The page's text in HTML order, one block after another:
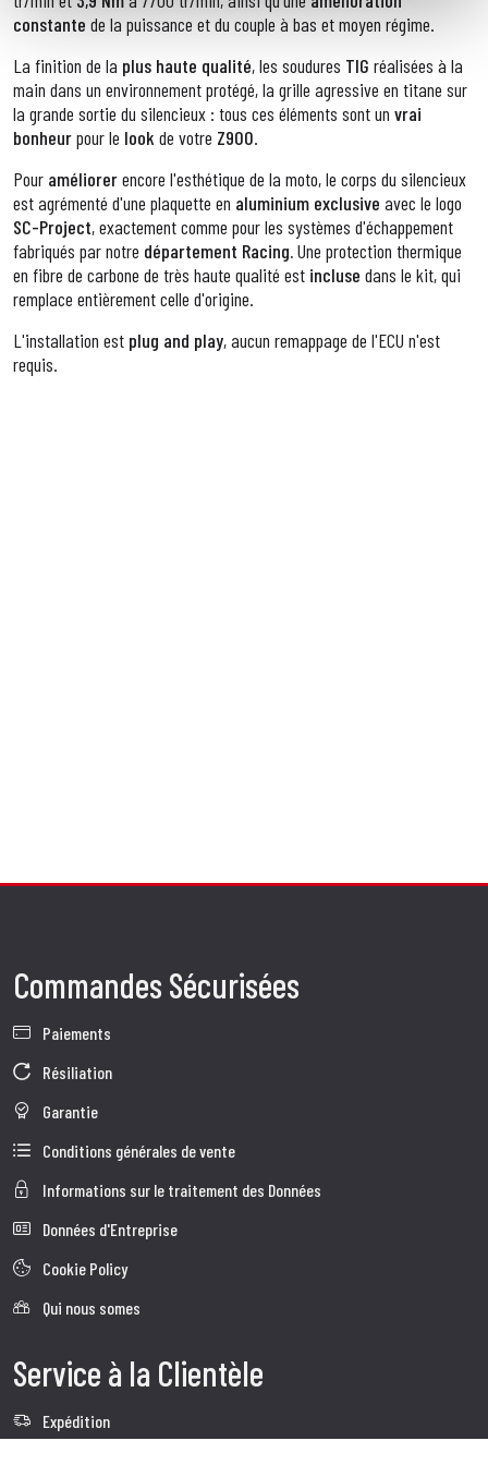
constante de la puissance et du couple à bas et moyen régime.
La finition de la plus haute qualité, les soudures TIG réalisées à la
main dans un environnement protégé, la grille agressive en titane sur
la grande sortie du silencieux : tous ces éléments sont un vrai
bonheurpour le look de votre Z900.
Pour améliorerencore l'esthétique de la moto, le corps du silencieux
est agrémenté d'une plaquette en aluminium exclusive avec le logo
SC-Project, exactement comme pour les systèmes d'échappement
fabriqués par notre département Racing.Une protection thermique
en fibre de carbone de très haute qualité est incluse dans le kit, qui
remplace entièrement celle d'origine.
L'installation est plug and play, aucun remappage de l'ECU n'est
requis.
Commandes Sécurisées
Paiements
Résiliation
Garantie
Conditions générales de vente
Informations sur le traitement des Données
Données d'Entreprise
Cookie Policy
Qui nous somes
Service à la Clientèle
Expédition